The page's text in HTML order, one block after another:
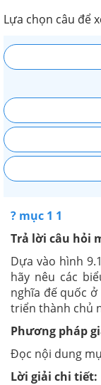
Lựa chọn câu để
? mục 1 1
Trả lời câu hỏi
Dựa vào hình
hãy nêu các
nghĩa đế quốc
triển thành chủ
Phương pháp
Đọc nội dung
Lời giải chi tiết: